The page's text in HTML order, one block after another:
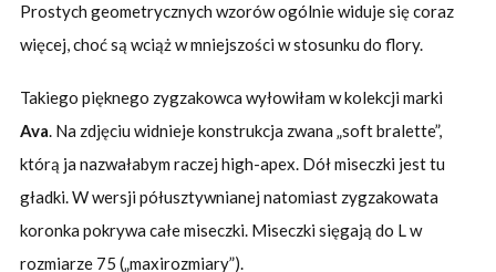
Prostych geometrycznych wzorów ogólnie widuje się coraz
więcej, choć są wciąż w mniejszości w stosunku do flory.
Takiego pięknego zygzakowca wyłowiłam w kolekcji marki
Ava. Na zdjęciu widnieje konstrukcja zwana „soft bralette”,
którą ja nazwałabym raczej high-apex. Dół miseczki jest tu
gładki. W wersji półusztywnianej natomiast zygzakowata
koronka pokrywa całe miseczki. Miseczki sięgają do L w
rozmiarze 75 („maxirozmiary”).